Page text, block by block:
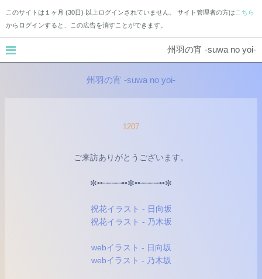
このサイトは１ヶ月 (30日) 以上ログインされていません。 サイト管理者の方は こちら
からログインすると、この広告を消すことができます。
州羽の宵 -suwa no yoi-
州羽の宵 -suwa no yoi-
1207
ご来訪ありがとうございます。
✼••┈┈┈┈••✼••┈┈┈┈••✼
祝花イラスト - 日向坂
祝花イラスト - 乃木坂
webイラスト - 日向坂
webイラスト - 乃木坂